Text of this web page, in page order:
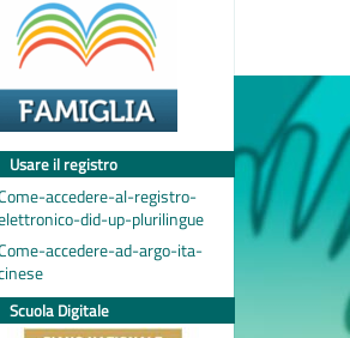
Usare il registro
accedere-al-registro-
did-up-plurilingue
accedere-ad-argo-ita-
Scuola Digitale